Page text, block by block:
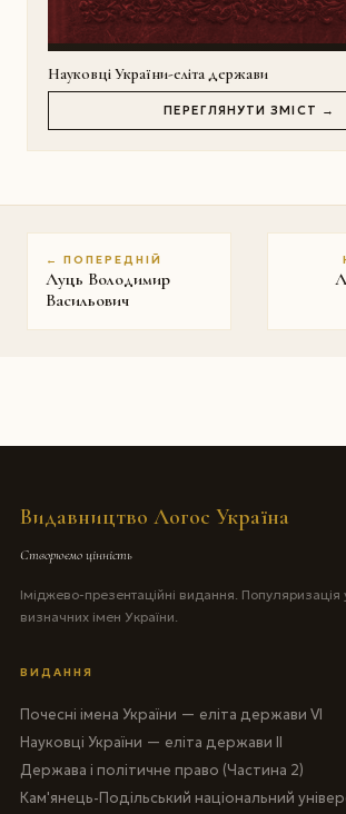
Науковці України-еліта держави
ПЕРЕГЛЯНУТИ ЗМІСТ →
← ПОПЕРЕДНІЙ
Луць Володимир
Васильович
Видавництво Логос Україна
Створюємо цінність
Іміджево-презентаційні видання. Популяризація
визначних імен України.
ВИДАННЯ
Почесні імена України — еліта держави VI
Науковці України — еліта держави II
Держава і політичне право (Частина 2)
Кам'янець-Подільський національний